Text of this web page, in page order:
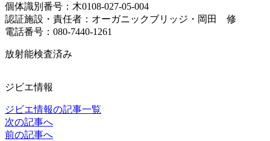
個体識別番号：木0108-027-05-004
認証施設・責任者：オーガニックブリッジ・岡田 修
電話番号：080-7440-1261
放射能検査済み
ジビエ情報
ジビエ情報の記事一覧
次の記事へ
前の記事へ